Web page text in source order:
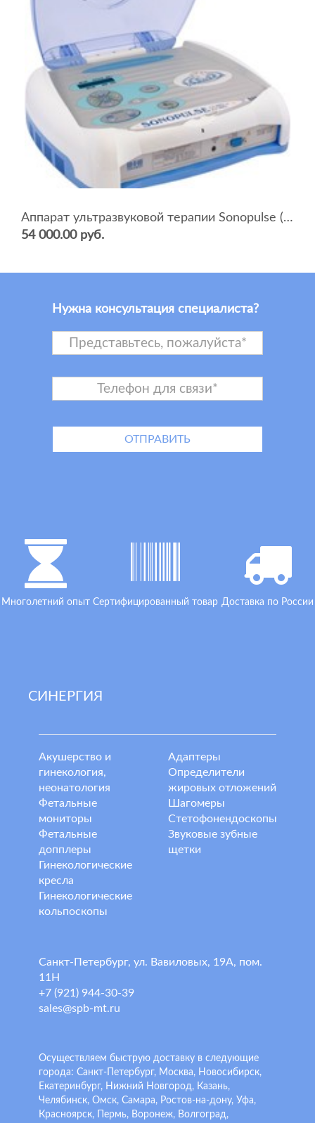
Аппарат ультразвуковой терапии Sonopulse (мультичастотный 1 и 3 Мгц)
54 000.00 руб.
Нужна консультация специалиста?
Многолетний опыт Сертифицированный товар Доставка по России
СИНЕРГИЯ
Акушерство и
гинекология,
неонатология
Фетальные
мониторы
Фетальные
допплеры
Гинекологические
кресла
Гинекологические
кольпоскопы
Адаптеры
Определители
жировых отложений
Шагомеры
Стетофонендоскопы
Звуковые зубные
щетки
Санкт-Петербург, ул. Вавиловых, 19А, пом.
11Н
+7 (921) 944-30-39
sales@spb-mt.ru
Осуществляем быструю доставку в следующие
города: Санкт-Петербург, Москва, Новосибирск,
Екатеринбург, Нижний Новгород, Казань,
Челябинск, Омск, Самара, Ростов-на-дону, Уфа,
Красноярск, Пермь, Воронеж, Волгоград,